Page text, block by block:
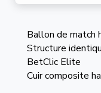
Ballon de match
Structure
BetClic Elite
Cuir composite